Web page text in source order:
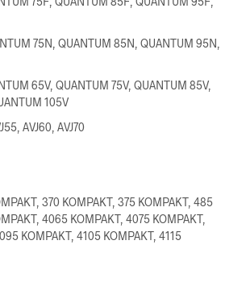
75N, QUANTUM 85N, QUANTUM 95N,
65V, QUANTUM 75V, QUANTUM 85V,
105V
AVJ60, AVJ70
370 KOMPAKT, 375 KOMPAKT, 485
4065 KOMPAKT, 4075 KOMPAKT,
KOMPAKT, 4105 KOMPAKT, 4115